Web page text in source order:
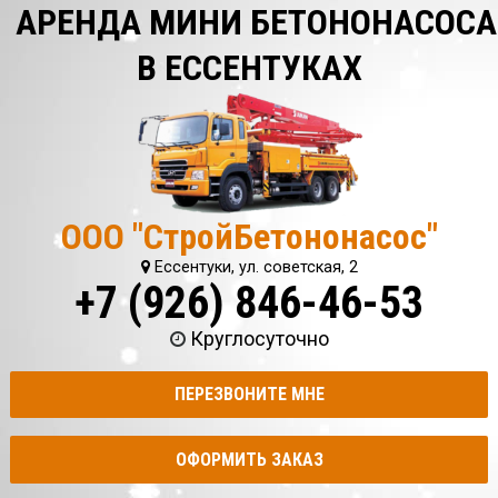
АРЕНДА МИНИ БЕТОНОНАСОСА
В ЕССЕНТУКАХ
ООО "СтройБетононасос"
Ессентуки, ул. советская, 2
+7 (926) 846-46-53
Круглосуточно
ПЕРЕЗВОНИТЕ МНЕ
ОФОРМИТЬ ЗАКАЗ